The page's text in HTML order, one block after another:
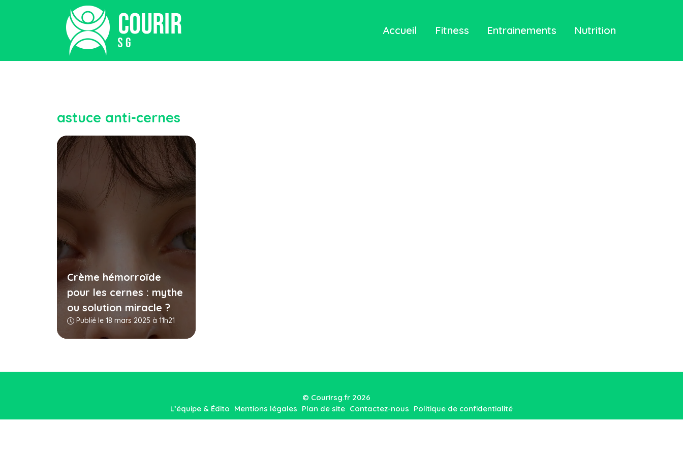
Accueil Fitness Entrainements Nutrition
astuce anti-cernes
Crème hémorroïde
pour les cernes : mythe
ou solution miracle ?
Publié le 18 mars 2025 à 11h21
© Courirsg.fr 2026
L’équipe & Édito Mentions légales Plan de site Contactez-nous Politique de confidentialité